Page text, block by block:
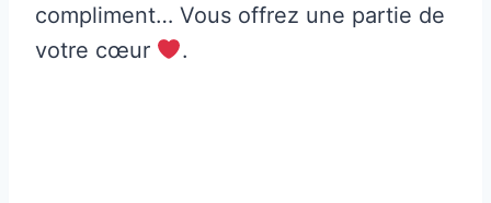
compliment… Vous offrez une partie de
votre cœur
.